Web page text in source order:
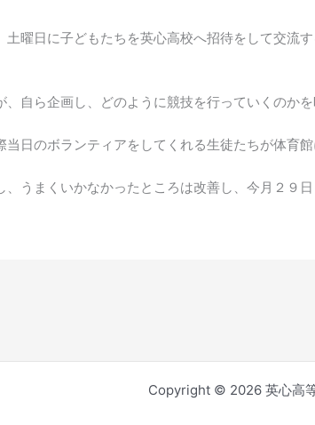
曜日に子どもたちを英心高校へ招待をして交流
自ら企画し、どのように競技を行っていくのかを
日のボランティアをしてくれる生徒たちが体育
うまくいかなかったところは改善し、今月２９
Copyright © 2026 英心高